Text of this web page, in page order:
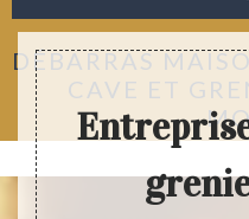
DÉBARRAS
CAVE ET